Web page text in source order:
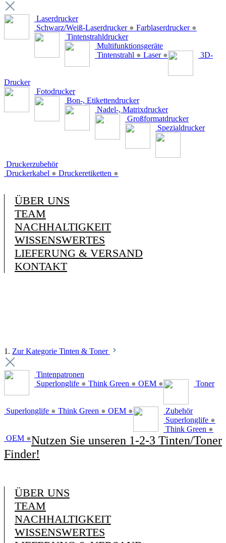
Laserdrucker
Schwarz/Weiß-Laserdrucker ● Farblaserdrucker ●
Tintenstrahldrucker
Multifunktionsgeräte
Tintenstrahl ● Laser ● 3D-
Drucker
Fotodrucker
Bon-, Etikettendrucker
Nadel-, Matrixdrucker
Großformatdrucker
Spezialdrucker
Druckerzubehör
Druckerkabel ● Druckeretiketten ●
ÜBER UNS
TEAM
NACHHALTIGKEIT
WISSENSWERTES
LIEFERUNG & VERSAND
KONTAKT
1. Zur Kategorie Tinten & Toner
Tintenpatronen
Superlonglife ● Think Green ● OEM ● Toner
Superlonglife ● Think Green ● OEM ●
Zubehör
Superlonglife ●
Think Green ●
OEM ●Nutzen Sie unseren 1-2-3 Tinten/Toner
Finder!
ÜBER UNS
TEAM
NACHHALTIGKEIT
WISSENSWERTES